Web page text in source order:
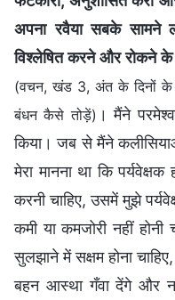
अपना रवैया सबके सामने
विश्लेषित करने और रोकने के
(वचन, खंड 3, अंत के दिनों
बंधन कैसे तोड़ें) । मैंने
किया। जब से मैंने
मेरा मानना था कि
करनी चाहिए, उसमें मुझे
कमी या कमजोरी नहीं
सुलझाने में सक्षम होना
बहन आस्था गँवा देंगे और